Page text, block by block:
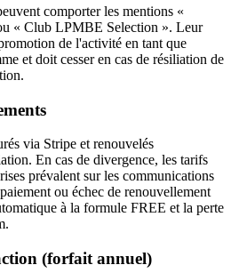
comporter les mentions «
« Club LPMBE Selection ». Leur
de l'activité en tant que
et doit cesser en cas de résiliation de
via Stripe et renouvelés
En cas de divergence, les tarifs
prévalent sur les communications
ou échec de renouvellement
à la formule FREE et la perte
(forfait annuel)